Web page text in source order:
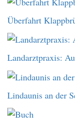
Überfahrt
Landarztpraxis:
Lindaunis an der